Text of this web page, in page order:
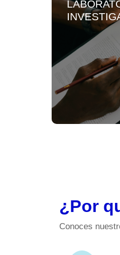
¿Por
Conoces